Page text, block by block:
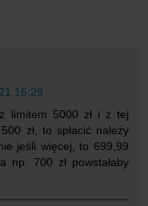
16:29
limitem 5000 zł i z tej
zł, to spłacić należy
jeśli więcej, to 699,99
np. 700 zł powstałaby